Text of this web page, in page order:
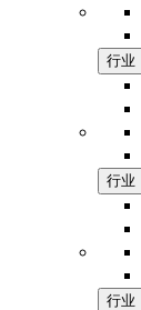
行业
行业
行业